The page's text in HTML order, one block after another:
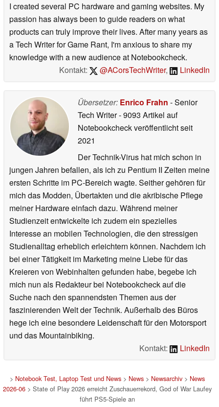
I created several PC hardware and gaming websites. My
passion has always been to guide readers on what
products can truly improve their lives. After many years as
a Tech Writer for Game Rant, I'm anxious to share my
knowledge with a new audience at Notebookcheck.
Kontakt:
@ACorsTechWriter, LinkedIn
Übersetzer: Enrico Frahn - Senior
Tech Writer- 9093 Artikel auf
Notebookcheck veröffentlichtseit
2021
Der Technik-Virus hat mich schon in
jungen Jahren befallen, als ich zu Pentium II Zeiten meine
ersten Schritte im PC-Bereich wagte. Seither gehören für
mich das Modden, Übertakten und die akribische Pflege
meiner Hardware einfach dazu. Während meiner
Studienzeit entwickelte ich zudem ein spezielles
Interesse an mobilen Technologien, die den stressigen
Studienalltag erheblich erleichtern können. Nachdem ich
bei einer Tätigkeit im Marketing meine Liebe für das
Kreieren von Webinhalten gefunden habe, begebe ich
mich nun als Redakteur bei Notebookcheck auf die
Suche nach den spannendsten Themen aus der
faszinierenden Welt der Technik. Außerhalb des Büros
hege ich eine besondere Leidenschaft für den Motorsport
und das Mountainbiking.
Kontakt:
LinkedIn
> Notebook Test, Laptop Test und News> News> Newsarchiv> News
2026-06> State of Play 2026 erreicht Zuschauerrekord, God of War Laufey
führt PS5-Spiele an